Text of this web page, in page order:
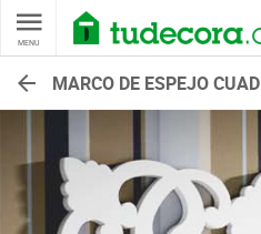
MENU
MARCO DE ESPEJO